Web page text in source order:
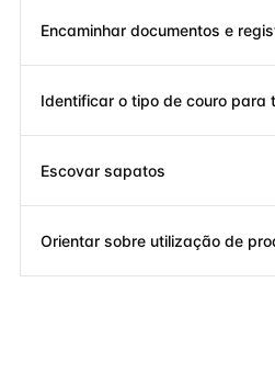
Encaminhar documentos e
Identificar o tipo de couro para
Escovar sapatos
Orientar sobre utilização de